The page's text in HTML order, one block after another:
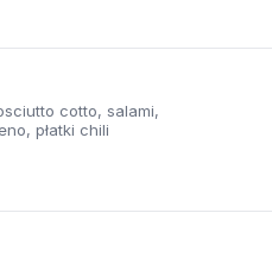
cotto, salami,
płatki chili